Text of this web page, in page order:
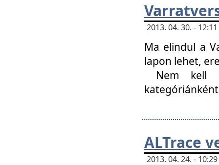
2013. 04. 30. -
Ma elindul a
lapon lehet,
Nem kell
ALTrace
2013. 04. 24. -